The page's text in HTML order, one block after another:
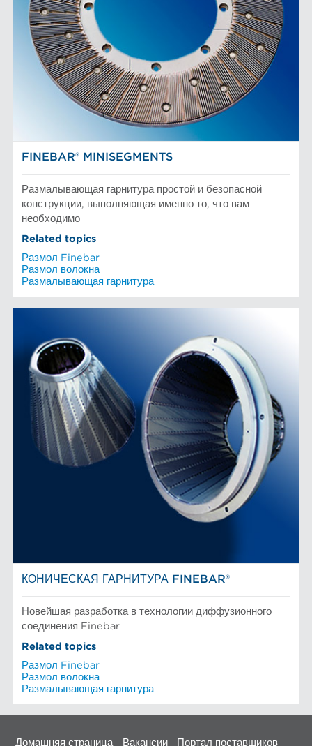
FINEBAR® MINISEGMENTS
Размалывающая гарнитура простой и безопасной
конструкции, выполняющая именно то, что вам
необходимо
Related topics
Размол Finebar
Размол волокна
Размалывающая гарнитура
КОНИЧЕСКАЯ ГАРНИТУРА FINEBAR®
Новейшая разработка в технологии диффузионного
соединения Finebar
Related topics
Размол Finebar
Размол волокна
Размалывающая гарнитура
Домашняя страница Вакансии Портал поставщиков